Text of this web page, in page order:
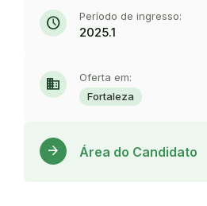
schedule Período de ingresso:
2025.1
domain
Oferta em:
Fortaleza
arrow_forward Área do Candidato